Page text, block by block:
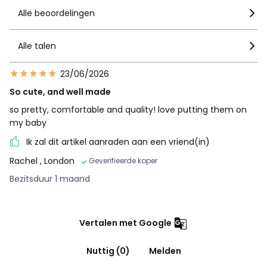
Alle beoordelingen
Alle talen
23/06/2026
So cute, and well made
so pretty, comfortable and quality! love putting them on
my baby
Ik zal dit artikel aanraden aan een vriend(in)
Rachel , London Geverifieerde koper
Bezitsduur 1 maand
Vertalen met Google
Nuttig (0)
Melden